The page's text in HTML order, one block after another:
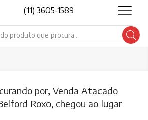
(11) 3605-1589
Search
por, Venda Atacado
Roxo, chegou ao lugar